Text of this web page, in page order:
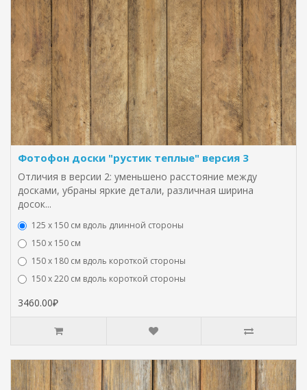
Фотофон доски "рустик теплые" версия 3
Отличия в версии 2: уменьшено расстояние между
досками, убраны яркие детали, различная ширина
досок...
125 х 150 см вдоль длинной стороны
150 х 150 см
150 х 180 см вдоль короткой стороны
150 х 220 см вдоль короткой стороны
3460.00₽